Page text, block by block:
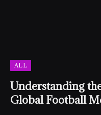
ALL
Understanding
Global Football